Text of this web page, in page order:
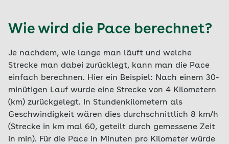
Wie wird die Pace berechnet?
Je nachdem, wie lange man läuft und welche
Strecke man dabei zurücklegt, kann man die Pace
einfach berechnen. Hier ein Beispiel: Nach einem 30-
minütigen Lauf wurde eine Strecke von 4 Kilometern
(km) zurückgelegt. In Stundenkilometern als
Geschwindigkeit wären dies durchschnittlich 8 km/h
(Strecke in km mal 60, geteilt durch gemessene Zeit
in min). Für die Pace in Minuten pro Kilometer würde